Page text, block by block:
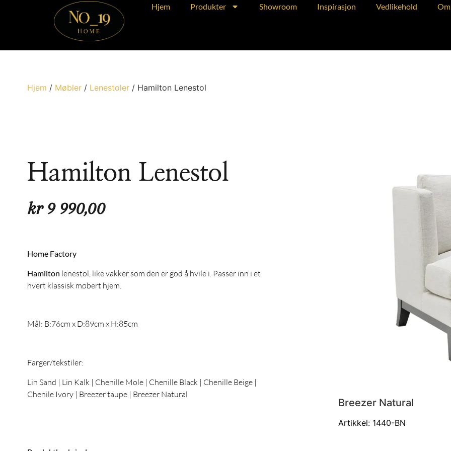
Hjem Produkter Showroom Inspirasjon Vedlikehold
Hjem / Møbler/ Lenestoler/ Hamilton Lenestol
Hamilton Lenestol
kr9 990,00
Home Factory
Hamilton lenestol, like vakker som den er god å hvile i. Passer inn i et
hvert klassisk møbert hjem.
Mål: B:76cm x D:89cm x H:85cm
Farger/tekstiler:
Lin Sand | Lin Kalk | Chenille Mole | Chenille Black | Chenille Beige |
Chenile Ivory | Breezer taupe | Breezer Natural
Breezer Natural
Artikkel: 1440-BN